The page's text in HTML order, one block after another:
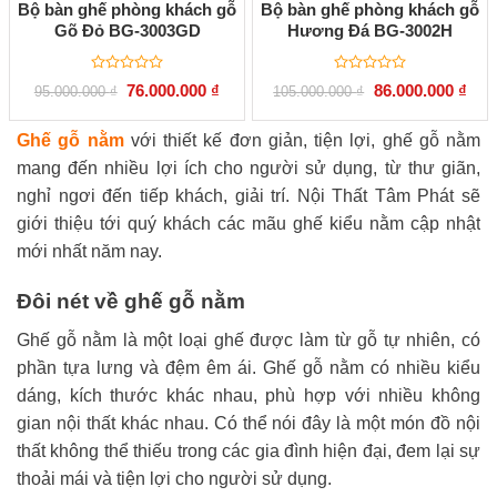
Bộ bàn ghế phòng khách gỗ
Gõ Đỏ BG-3003GD
Được
xếp
5
95.000.000₫ Giá
là:
95.000.000 ₫.
76.000.000 ₫
tại
là:
76.000.000 ₫.
Bộ bàn ghế phòng khách gỗ
Hương Đá BG-3002H
Được
xếp
5
105.000.000₫ Giá
là:
105.000.000 ₫.
86.000.000 ₫Giá
tại
Ghế gỗ nằmvới thiết kế đơn giản, tiện lợi, ghế gỗ nằm
mang đến nhiều lợi ích cho người sử dụng, từ thư giãn,
nghỉ ngơi đến tiếp khách, giải trí. Nội Thất Tâm Phát sẽ
giới thiệu tới quý khách các mãu ghế kiểu nằm cập nhật
mới nhất năm nay.
Đôi nét về ghế gỗ nằm
Ghế gỗ nằm là một loại ghế được làm từ gỗ tự nhiên, có
phần tựa lưng và đệm êm ái. Ghế gỗ nằm có nhiều kiểu
dáng, kích thước khác nhau, phù hợp với nhiều không
gian nội thất khác nhau. Có thể nói đây là một món đồ nội
thất không thể thiếu trong các gia đình hiện đại, đem lại sự
thoải mái và tiện lợi cho người sử dụng.